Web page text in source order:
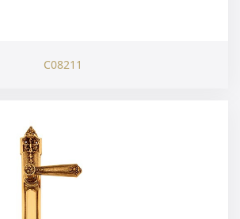
C08211